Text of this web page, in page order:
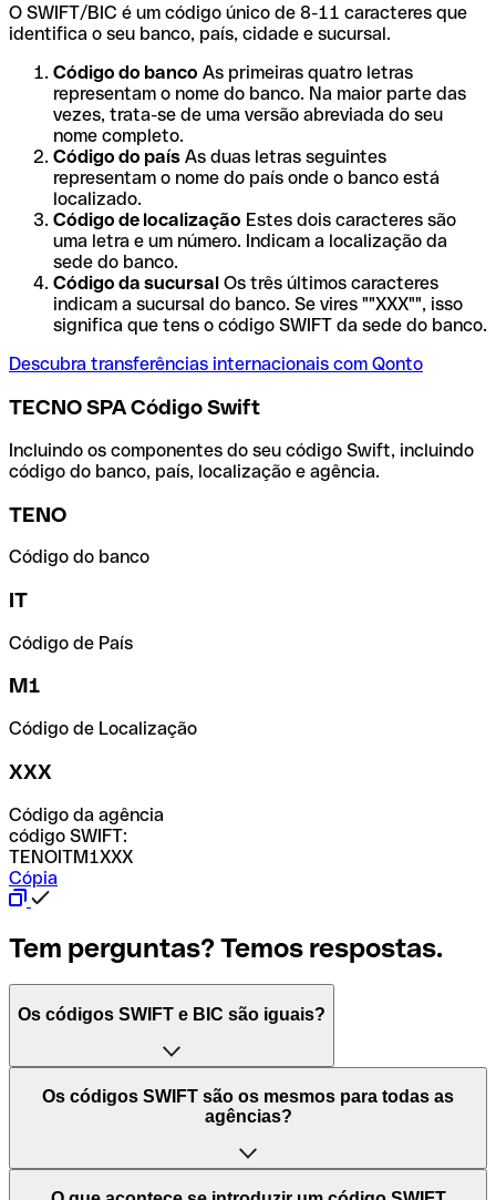
O SWIFT/BIC é um código único de 8-11 caracteres que
identifica o seu banco, país, cidade e sucursal.
Código do banco As primeiras quatro letras
representam o nome do banco. Na maior parte das
vezes, trata-se de uma versão abreviada do seu
nome completo.
Código do país As duas letras seguintes
representam o nome do país onde o banco está
localizado.
Código de localização Estes dois caracteres são
uma letra e um número. Indicam a localização da
sede do banco.
Código da sucursal Os três últimos caracteres
indicam a sucursal do banco. Se vires ""XXX"", isso
significa que tens o código SWIFT da sede do banco.
Descubra transferências internacionais com Qonto
TECNO SPA Código Swift
Incluindo os componentes do seu código Swift, incluindo
código do banco, país, localização e agência.
TENO
Código do banco
IT
Código de País
M1
Código de Localização
XXX
Código da agência
código SWIFT:
TENOITM1XXX
Cópia
Tem perguntas? Temos respostas.
Os códigos SWIFT e BIC são iguais?
O acrónimo SWIFT significa "Society for Worldwide
Interbank Financial Telecommunication (Sociedade para
Mundiais)". Trata-se de uma rede mundial onde se
processam pagamentos entre países. Por outro lado, BIC
Os códigos SWIFT são os mesmos para todas as
agências?